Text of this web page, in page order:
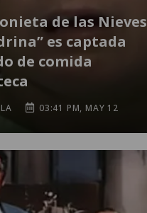
de las Nieves
es captada
de comida
03:41 PM, MAY 12